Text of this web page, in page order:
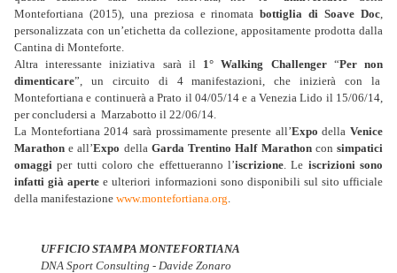
Montefortiana (2015), una preziosa e rinomatabottiglia di Soave Doc
personalizzata con un’etichetta da collezione, appositamente prodotta dalla
Cantina di Monteforte.
Altra interessante iniziativa sarà il 1° Walking Challenger“Per non
dimenticare”, un circuito di 4 manifestazioni, che inizierà con la
Montefortiana e continuerà a Prato il 04/05/14 e a Venezia Lido il 15/06/14,
per concludersi a Marzabotto il 22/06/14.
La Montefortiana 2014 sarà prossimamente presente all’Expo della Venice
Marathon e all’Expo della Garda Trentino Half Marathonconsimpatici
omaggi per tutti coloro che effettueranno l’iscrizione . Le iscrizioni sono
infatti già aperte e ulteriori informazioni sono disponibili sul sito ufficiale
della manifestazione www.montefortiana.org
UFFICIO STAMPA MONTEFORTIANA
DNA Sport Consulting - Davide Zonaro